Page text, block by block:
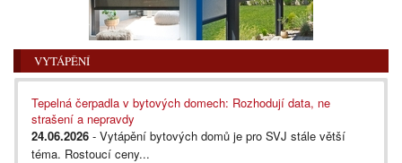
VYTÁPĚNÍ
Tepelná čerpadla v bytových domech: Rozhodují data, ne
strašení a nepravdy
24.06.2026 - Vytápění bytových domů je pro SVJ stále větší
téma. Rostoucí ceny...